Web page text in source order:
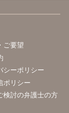
ご要望
シーポリシー
ポリシー
検討の弁護士の方